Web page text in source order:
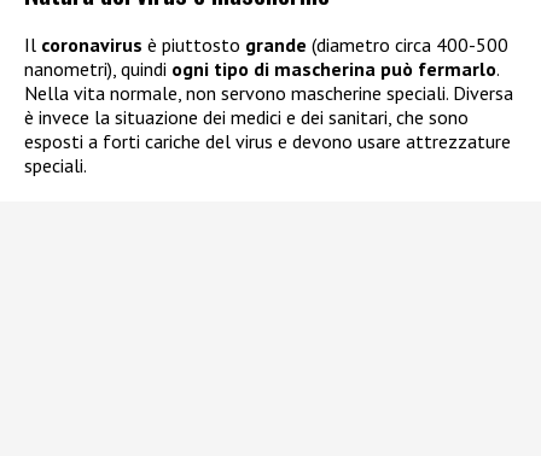
Il coronavirus è piuttosto grande (diametro circa 400-500
nanometri), quindi ogni tipo di mascherina può fermarlo.
Nella vita normale, non servono mascherine speciali. Diversa
è invece la situazione dei medici e dei sanitari, che sono
esposti a forti cariche del virus e devono usare attrezzature
speciali.